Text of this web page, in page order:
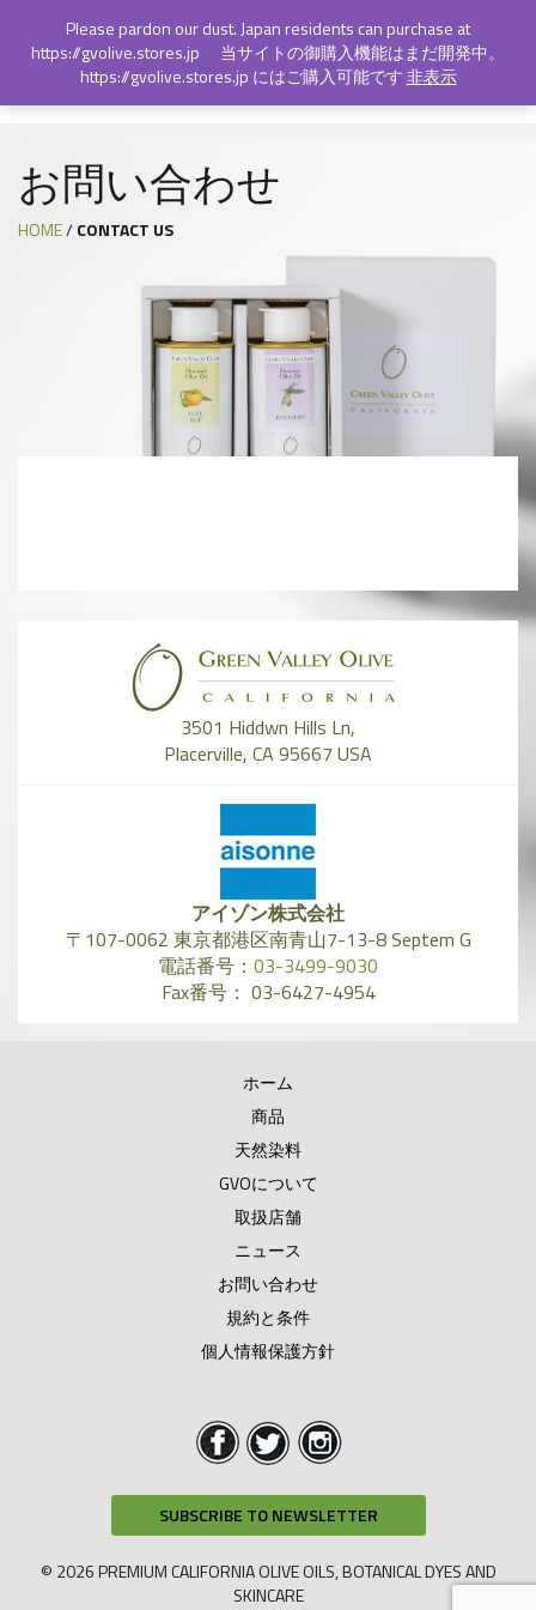
お問い合わせ
HOME/CONTACT US
3501 Hiddwn Hills Ln,
Placerville, CA 95667 USA
アイゾン株式会社
〒107-0062 東京都港区南青山7-13-8 Septem G
電話番号： 03-3499-9030
Fax番号： 03-6427-4954
ホーム
商品
天然染料
GVOについて
取扱店舗
ニュース
お問い合わせ
規約と条件
個人情報保護方針
SUBSCRIBE TO NEWSLETTER
© 2026 PREMIUM CALIFORNIA OLIVE OILS, BOTANICAL DYES AND
SKINCARE
Please pardon our dust. Japan residents can purchase at
https://gvolive.stores.jp 当サイトの御購入機能はまだ開発中。
https://gvolive.stores.jp にはご購入可能です非表示